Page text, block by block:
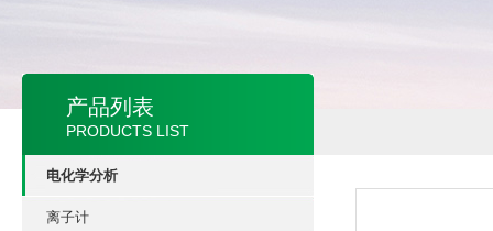
产品列表
PRODUCTS LIST
电化学分析
离子计